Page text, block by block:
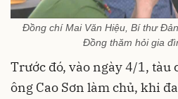
Đồng chí Mai Văn Hiệu, Bí thư
Đồng thăm hỏi gia
Trước đó, vào ngày 4/1, tàu
ông Cao Sơn làm chủ, khi